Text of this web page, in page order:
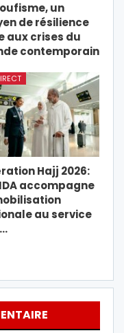
un
de résilience
aux crises du
contemporain
Hajj 2026:
accompagne
au service